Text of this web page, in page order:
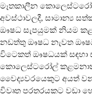
මෑතකාලීන
අවස්ථාවලදී, සාමාන්‍ය
ඖෂධ සැපයුමක් නියම
නඩත්තු ඖෂධ නැවත
විටෙකත් ඖෂධයක් සඳහා
කොලෙස්ටරෝල්
වෛද්‍යවරයෙකුට අයත්
විවෘත පරතරයකට වඩා